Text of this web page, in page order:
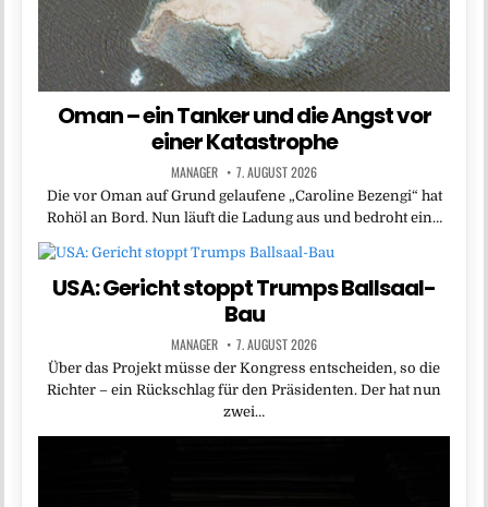
Oman – ein Tanker und die Angst vor
einer Katastrophe
MANAGER 7. AUGUST 2026
Die vor Oman auf Grund gelaufene „Caroline Bezengi“ hat
Rohöl an Bord. Nun läuft die Ladung aus und bedroht ein…
USA: Gericht stoppt Trumps Ballsaal-
Bau
MANAGER 7. AUGUST 2026
Über das Projekt müsse der Kongress entscheiden, so die
Richter – ein Rückschlag für den Präsidenten. Der hat nun
zwei…